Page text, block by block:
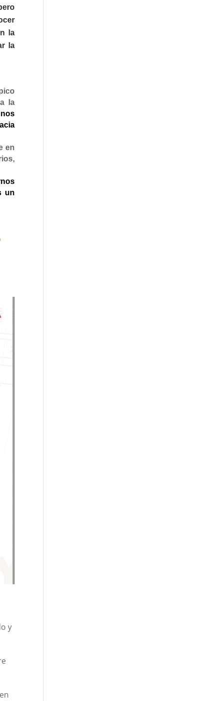
la
la
la
en
un
y